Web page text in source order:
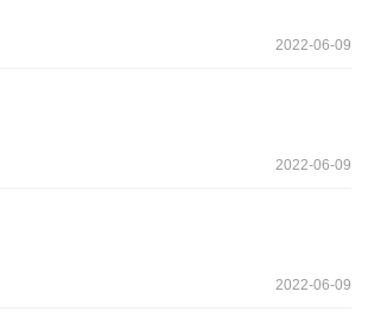
2022-06-09
2022-06-09
2022-06-09